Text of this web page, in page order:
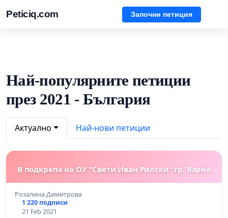
Peticiq.com Започни петиция
Най-популярните петиции
през 2021 - България
Актуално Най-нови петиции
В подкрепа на ОУ "Свети Иван Рилски" гр. Варна
Розалина Димитрова
1 220 подписи
21 Feb 2021